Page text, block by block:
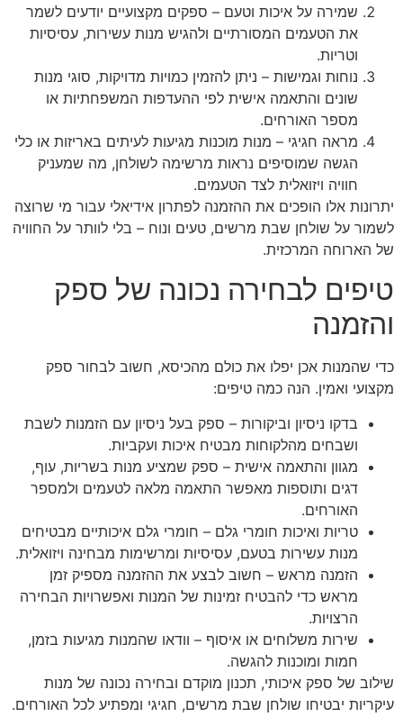
שמירה על איכות וטעם – ספקים מקצועיים יודעים לשמר
את הטעמים המסורתיים ולהגיש מנות עשירות, עסיסיות
וטריות.
נוחות וגמישות – ניתן להזמין כמויות מדויקות, סוגי מנות
שונים והתאמה אישית לפי ההעדפות המשפחתיות או
מספר האורחים.
מראה חגיגי – מנות מוכנות מגיעות לעיתים באריזות או כלי
הגשה שמוסיפים נראות מרשימה לשולחן, מה שמעניק
חוויה ויזואלית לצד הטעמים.
יתרונות אלו הופכים את ההזמנה לפתרון אידיאלי עבור מי שרוצה
לשמור על שולחן שבת מרשים, טעים ונוח – בלי לוותר על החוויה
של הארוחה המרכזית.
טיפים לבחירה נכונה של ספק
והזמנה
כדי שהמנות אכן יפלו את כולם מהכיסא, חשוב לבחור ספק
מקצועי ואמין. הנה כמה טיפים:
בדקו ניסיון וביקורות – ספק בעל ניסיון עם הזמנות לשבת
ושבחים מהלקוחות מבטיח איכות ועקביות.
מגוון והתאמה אישית – ספק שמציע מנות בשריות, עוף,
דגים ותוספות מאפשר התאמה מלאה לטעמים ולמספר
האורחים.
טריות ואיכות חומרי גלם – חומרי גלם איכותיים מבטיחים
מנות עשירות בטעם, עסיסיות ומרשימות מבחינה ויזואלית.
הזמנה מראש – חשוב לבצע את ההזמנה מספיק זמן
מראש כדי להבטיח זמינות של המנות ואפשרויות הבחירה
הרצויות.
שירות משלוחים או איסוף – וודאו שהמנות מגיעות בזמן,
חמות ומוכנות להגשה.
שילוב של ספק איכותי, תכנון מוקדם ובחירה נכונה של מנות
עיקריות יבטיחו שולחן שבת מרשים, חגיגי ומפתיע לכל האורחים.